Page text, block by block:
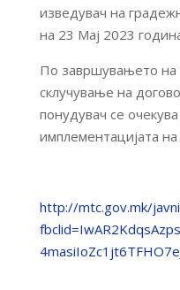
изведувач на
на 23 Мај 2023
По завршувањето на
склучување на
понудувач се
имплементацијата
http://mtc.gov.mk/